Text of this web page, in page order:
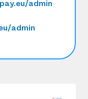
admin
admin